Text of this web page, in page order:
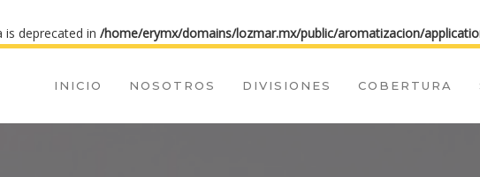
is deprecated in /home/erymx/domains/lozmar.mx/public/aromatizacion/
INICIO NOSOTROS DIVISIONES COBERTURA